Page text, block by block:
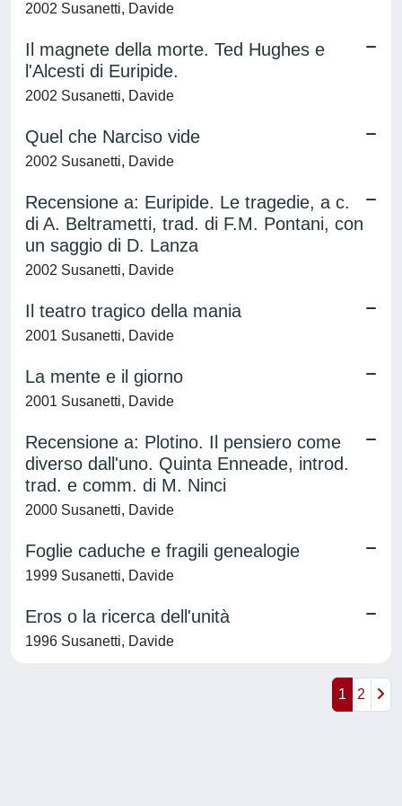
2002 Susanetti, Davide
Il magnete della morte. Ted Hughes e
l'Alcesti di Euripide.
2002 Susanetti, Davide
Quel che Narciso vide
2002 Susanetti, Davide
Recensione a: Euripide. Le tragedie, a c.
di A. Beltrametti, trad. di F.M. Pontani, con
un saggio di D. Lanza
2002 Susanetti, Davide
Il teatro tragico della mania
2001 Susanetti, Davide
La mente e il giorno
2001 Susanetti, Davide
Recensione a: Plotino. Il pensiero come
diverso dall'uno. Quinta Enneade, introd.
trad. e comm. di M. Ninci
2000 Susanetti, Davide
Foglie caduche e fragili genealogie
1999 Susanetti, Davide
Eros o la ricerca dell'unità
1996 Susanetti, Davide
1 2